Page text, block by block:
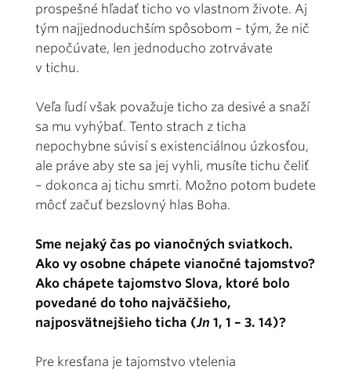
prospešné hľadať ticho vo vlastnom živote. Aj
tým najjednoduchším spôsobom – tým, že nič
nepočúvate, len jednoducho zotrvávate
v tichu.
Veľa ľudí však považuje ticho za desivé a snaží
sa mu vyhýbať. Tento strach z ticha
nepochybne súvisí s existenciálnou úzkosťou,
ale práve aby ste sa jej vyhli, musíte tichu čeliť
– dokonca aj tichu smrti. Možno potom budete
môcť začuť bezslovný hlas Boha.
Sme nejaký čas po vianočných sviatkoch.
Ako vy osobne chápete vianočné tajomstvo?
Ako chápete tajomstvo Slova, ktoré bolo
povedané do toho najväčšieho,
najposvätnejšieho ticha (Jn 1, 1 – 3. 14)?
Pre kresťana je tajomstvo vtelenia